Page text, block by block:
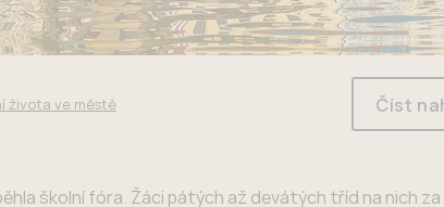
života ve městě Číst
školní fóra. Žáci pátých až devátých tříd na nich